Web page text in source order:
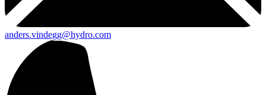
anders.vindegg@hydro.com